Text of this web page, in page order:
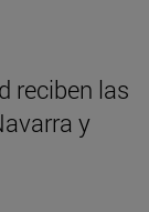
reciben las
y